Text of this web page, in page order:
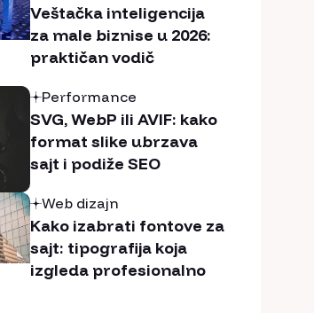
Veštačka inteligencija
za male biznise u 2026:
praktičan vodič
Performance
SVG, WebP ili AVIF: kako
format slike ubrzava
sajt i podiže SEO
Web dizajn
Kako izabrati fontove za
sajt: tipografija koja
izgleda profesionalno